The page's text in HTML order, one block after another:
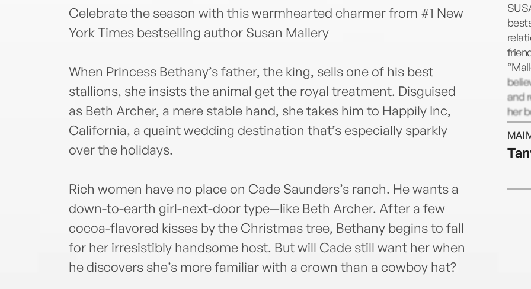
Celebrate the season with this warmhearted charmer from #1 New
York Times bestselling author Susan Mallery
When Princess Bethany’s father, the king, sells one of his best
stallions, she insists the animal get the royal treatment. Disguised
as Beth Archer, a mere stable hand, she takes him to Happily Inc,
California, a quaint wedding destination that’s especially sparkly
over the holidays.
Rich women have no place on Cade Saunders’s ranch. He wants a
down-to-earth girl-next-door type—like Beth Archer. After a few
cocoa-flavored kisses by the Christmas tree, Bethany begins to fall
for her irresistibly handsome host. But will Cade still want her when
he discovers she’s more familiar with a crown than a cowboy hat?
and
her
MAI